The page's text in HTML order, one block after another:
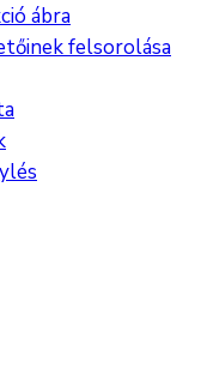
ábra
felsorolása